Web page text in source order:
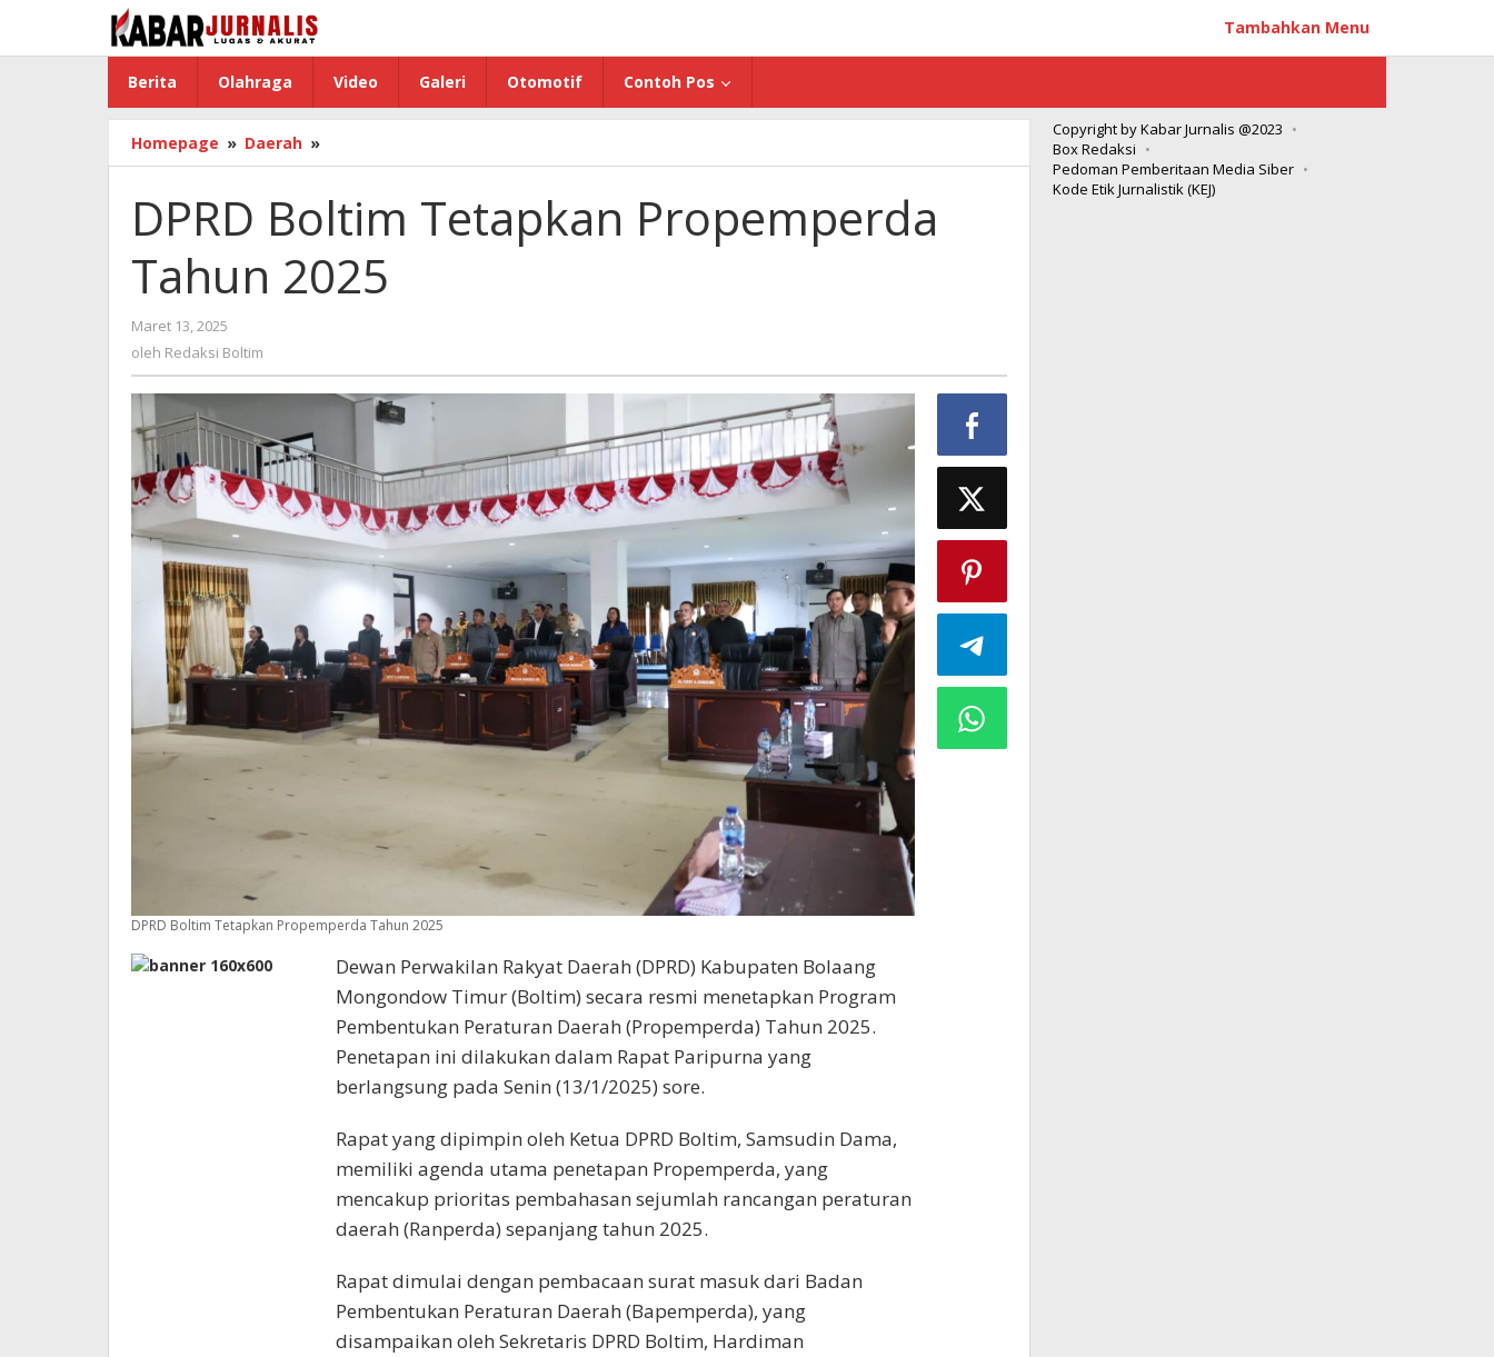
konten
Tambahkan Menu
Berita Olahraga Video Galeri Otomotif Contoh Pos
Homepage » Daerah »
Boltim
Propemperda
Tahun
2025
DPRD Boltim Tetapkan Propemperda
Tahun 2025
Maret 13, 2025
Redaksi
oleh Redaksi Boltim
DPRD Boltim Tetapkan Propemperda Tahun 2025
Dewan Perwakilan Rakyat Daerah (DPRD) Kabupaten Bolaang
Mongondow Timur (Boltim) secara resmi menetapkan Program
Pembentukan Peraturan Daerah (Propemperda) Tahun 2025.
Penetapan ini dilakukan dalam Rapat Paripurna yang
berlangsung pada Senin (13/1/2025) sore.
Rapat yang dipimpin oleh Ketua DPRD Boltim, Samsudin Dama,
memiliki agenda utama penetapan Propemperda, yang
mencakup prioritas pembahasan sejumlah rancangan peraturan
daerah (Ranperda) sepanjang tahun 2025.
Rapat dimulai dengan pembacaan surat masuk dari Badan
Pembentukan Peraturan Daerah (Bapemperda), yang
disampaikan oleh Sekretaris DPRD Boltim, Hardiman
Copyright by Kabar Jurnalis @2023
Box Redaksi
Pedoman Pemberitaan Media Siber
Kode Etik Jurnalistik (KEJ)